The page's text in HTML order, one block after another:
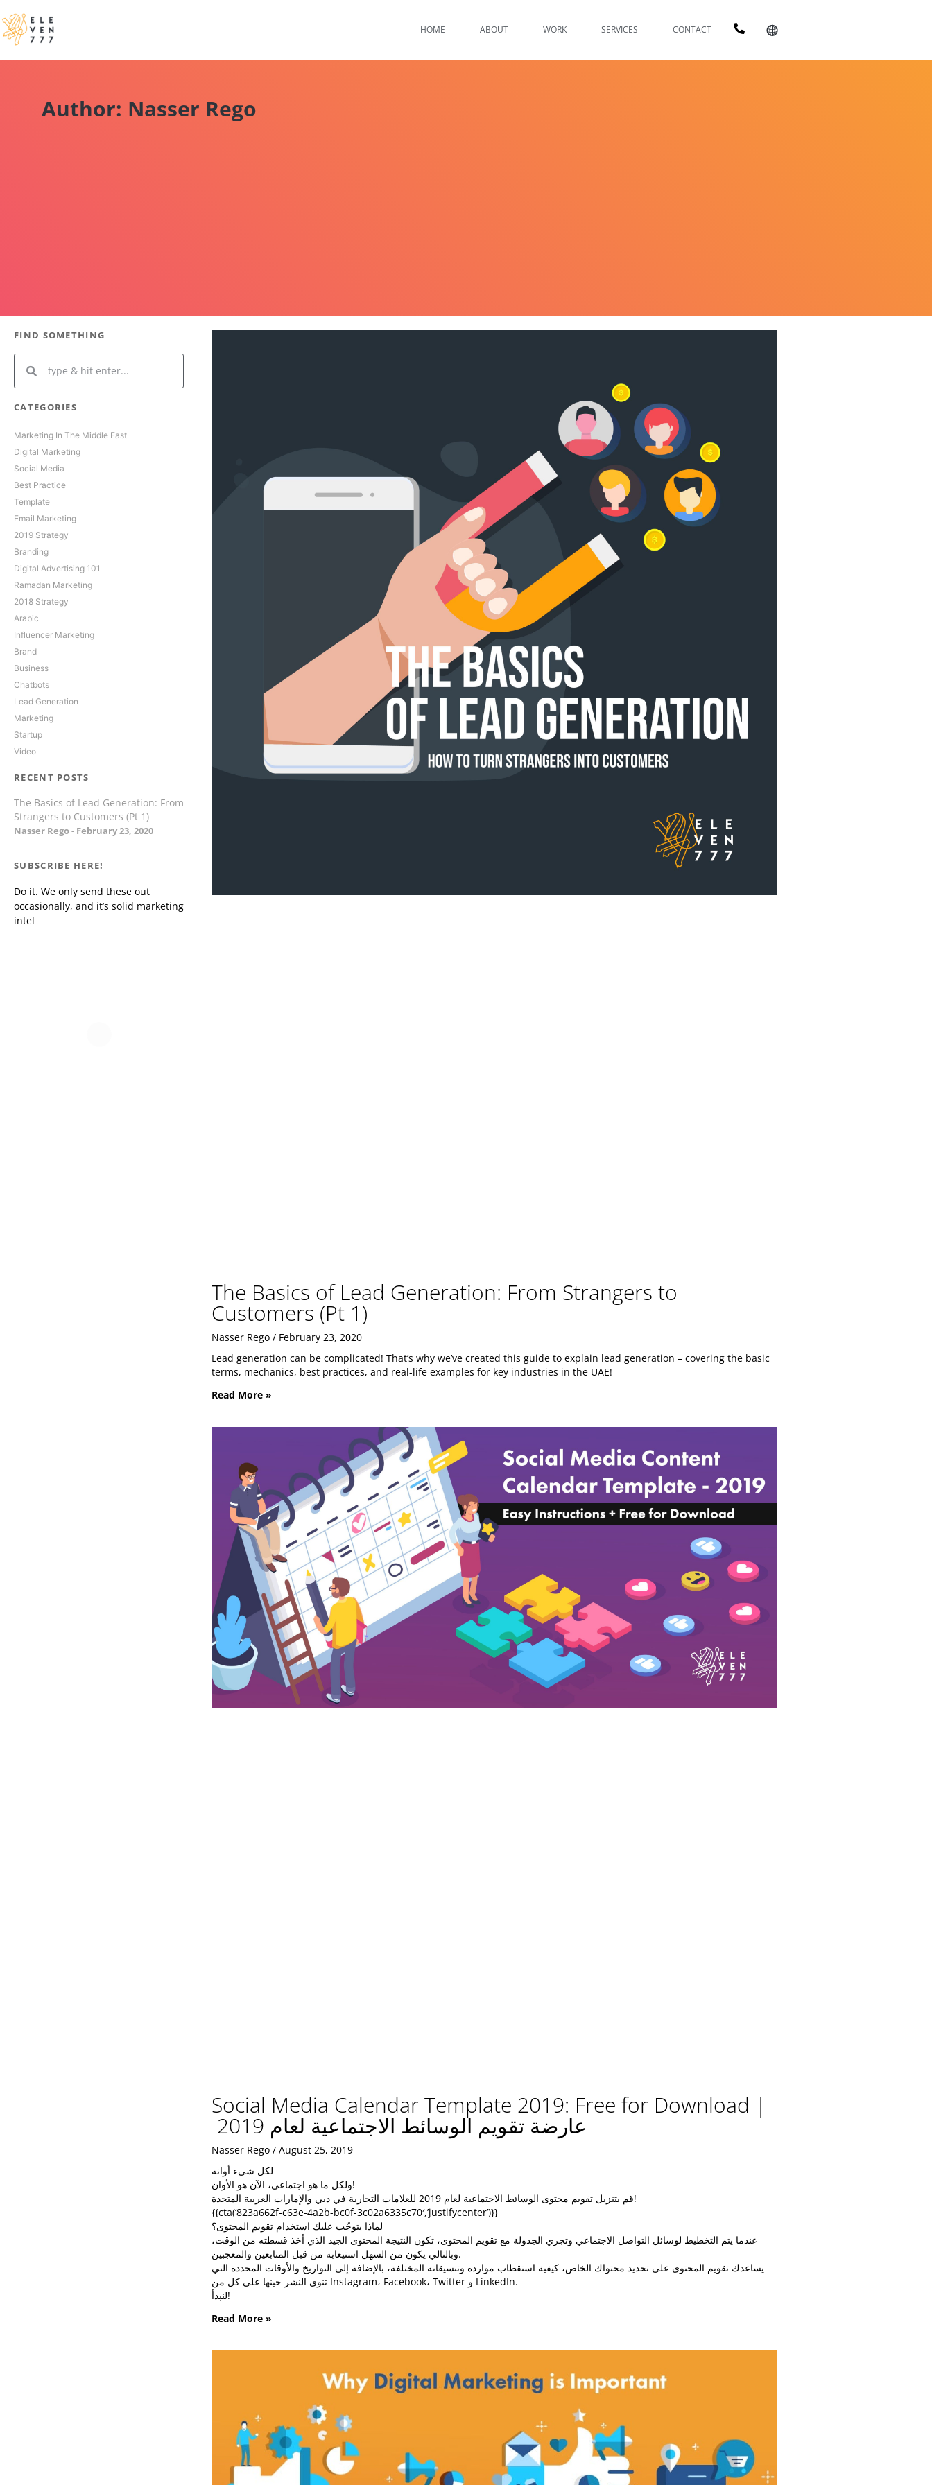
HOME ABOUT WORK SERVICES CONTACT
Author: Nasser Rego
FIND SOMETHING
CATEGORIES
Marketing In The Middle East
Digital Marketing
Social Media
Best Practice
Template
Email Marketing
2019 Strategy
Branding
Digital Advertising 101
Ramadan Marketing
2018 Strategy
Arabic
Influencer Marketing
Brand
Business
Chatbots
Lead Generation
Marketing
Startup
Video
RECENT POSTS
The Basics of Lead Generation: From
Strangers to Customers (Pt 1)
Nasser Rego February 23, 2020
SUBSCRIBE HERE!
Do it. We only send these out
occasionally, and it’s solid marketing
intel
The Basics of Lead Generation: From Strangers to
Customers (Pt 1)
Nasser Rego
February 23, 2020
Lead generation can be complicated! That’s why we’ve created this guide to explain lead generation – ‎covering the basic
terms, mechanics, best practices, and real-life examples for key industries in the ‎UAE!
Read More »
Social Media Calendar Template 2019: Free for Download |
عارضة تقويم الوسائط الاجتماعية لعام 2019 ‏
Nasser Rego
August 25, 2019
لكل شيء أوانه
ولكل ما هو اجتماعي، الآن هو الأوان!
قم بتنزيل تقويم محتوى الوسائط الاجتماعية لعام 2019 للعلامات التجارية في دبي والإمارات العربية المتحدة!
{{cta(‘823a662f-c63e-4a2b-bc0f-3c02a6335c70′,’justifycenter’)}}
لماذا يتوجّب عليك استخدام تقويم المحتوى؟
عندما يتم التخطيط لوسائل التواصل الاجتماعي وتجري الجدولة مع تقويم المحتوى، تكون النتيجة المحتوى الجيد الذي أخذ قسطته من الوقت،
وبالتالي يكون من السهل استيعابه من قبل المتابعين والمعجبين.
يساعدك تقويم المحتوى على تحديد محتواك الخاص، كيفية استقطاب موارده وتنسيقاته المختلفة، بالإضافة إلى التواريخ والأوقات المحددة التي
تنوي النشر حينها على كل من Instagram، Facebook، Twitter و LinkedIn.
لنبدأ!
Read More »